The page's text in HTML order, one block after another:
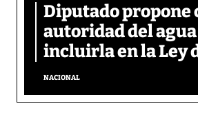
Diputado propone
autoridad del agua
incluirla en la Ley
NACIONAL